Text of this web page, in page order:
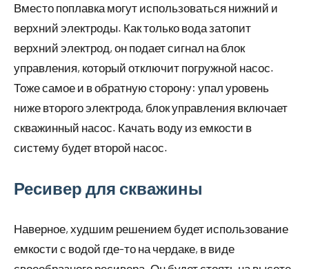
Вместо поплавка могут использоваться нижний и
верхний электроды. Как только вода затопит
верхний электрод, он подает сигнал на блок
управления, который отключит погружной насос.
Тоже самое и в обратную сторону: упал уровень
ниже второго электрода, блок управления включает
скважинный насос. Качать воду из емкости в
систему будет второй насос.
Ресивер для скважины
Наверное, худшим решением будет использование
емкости с водой где-то на чердаке, в виде